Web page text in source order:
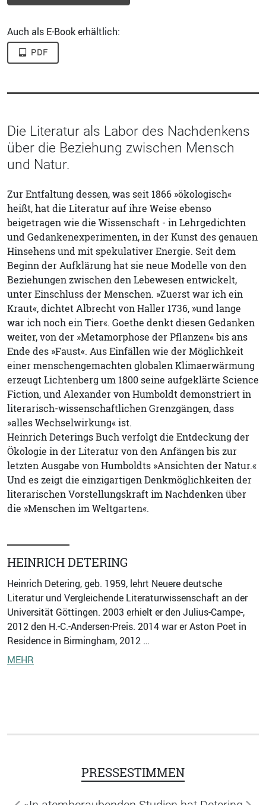
Auch als E-Book erhältlich:
PDF
Die Literatur als Labor des Nachdenkens
über die Beziehung zwischen Mensch
und Natur.
Zur Entfaltung dessen, was seit 1866 »ökologisch«
heißt, hat die Literatur auf ihre Weise ebenso
beigetragen wie die Wissenschaft - in Lehrgedichten
und Gedankenexperimenten, in der Kunst des genauen
Hinsehens und mit spekulativer Energie. Seit dem
Beginn der Aufklärung hat sie neue Modelle von den
Beziehungen zwischen den Lebewesen entwickelt,
unter Einschluss der Menschen. »Zuerst war ich ein
Kraut«, dichtet Albrecht von Haller 1736, »und lange
war ich noch ein Tier«. Goethe denkt diesen Gedanken
weiter, von der »Metamorphose der Pflanzen« bis ans
Ende des »Faust«. Aus Einfällen wie der Möglichkeit
einer menschengemachten globalen Klimaerwärmung
erzeugt Lichtenberg um 1800 seine aufgeklärte Science
Fiction, und Alexander von Humboldt demonstriert in
literarisch-wissenschaftlichen Grenzgängen, dass
»alles Wechselwirkung« ist.
Heinrich Deterings Buch verfolgt die Entdeckung der
Ökologie in der Literatur von den Anfängen bis zur
letzten Ausgabe von Humboldts »Ansichten der Natur.«
Und es zeigt die einzigartigen Denkmöglichkeiten der
literarischen Vorstellungskraft im Nachdenken über
die »Menschen im Weltgarten«.
HEINRICH DETERING
Heinrich Detering, geb. 1959, lehrt Neuere deutsche
Literatur und Vergleichende Literaturwissenschaft an der
Universität Göttingen. 2003 erhielt er den Julius-Campe-,
2012 den H.-C.-Andersen-Preis. 2014 war er Aston Poet in
Residence in Birmingham, 2012 …
MEHR
PRESSESTIMMEN